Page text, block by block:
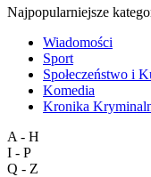
Najpopularniejsze
Wiadomości
Sport
Społeczeństwo i
Komedia
Kronika
A - H
I - P
Q - Z